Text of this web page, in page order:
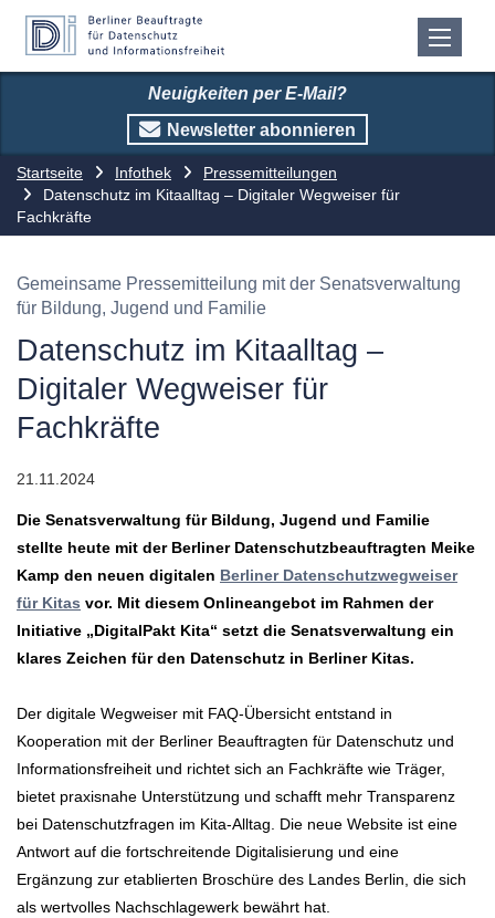
Neuigkeiten per E-Mail?
Newsletter abonnieren
Startseite Infothek
Pressemitteilungen
Datenschutz im Kitaalltag – Digitaler Wegweiser für
Fachkräfte
Gemeinsame Pressemitteilung mit der Senatsverwaltung
für Bildung, Jugend und Familie
Datenschutz im Kitaalltag –
Digitaler Wegweiser für
Fachkräfte
21.11.2024
Die Senatsverwaltung für Bildung, Jugend und Familie
stellte heute mit der Berliner Datenschutzbeauftragten Meike
Kamp den neuen digitalen Berliner Datenschutzwegweiser
für Kitas vor. Mit diesem Onlineangebot im Rahmen der
Initiative „DigitalPakt Kita“ setzt die Senatsverwaltung ein
klares Zeichen für den Datenschutz in Berliner Kitas.
Der digitale Wegweiser mit FAQ-Übersicht entstand in
Kooperation mit der Berliner Beauftragten für Datenschutz und
Informationsfreiheit und richtet sich an Fachkräfte wie Träger,
bietet praxisnahe Unterstützung und schafft mehr Transparenz
bei Datenschutzfragen im Kita-Alltag. Die neue Website ist eine
Antwort auf die fortschreitende Digitalisierung und eine
Ergänzung zur etablierten Broschüre des Landes Berlin, die sich
als wertvolles Nachschlagewerk bewährt hat.